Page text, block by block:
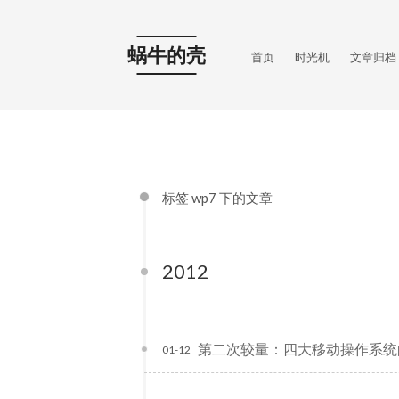
蜗牛的壳 首页 时光机 文章归档
标签 wp7 下的文章
2012
第二次较量：四大移动操作系
01-12